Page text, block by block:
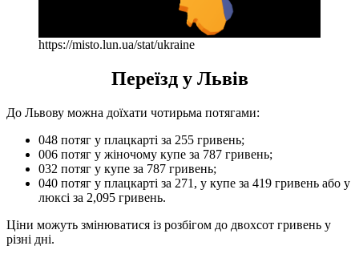
https://misto.lun.ua/stat/ukraine
Переїзд у Львів
До Львову можна доїхати чотирьма потягами:
048 потяг у плацкарті за 255 гривень;
006 потяг у жіночому купе за 787 гривень;
032 потяг у купе за 787 гривень;
040 потяг у плацкарті за 271, у купе за 419 гривень або у
люксі за 2,095 гривень.
Ціни можуть змінюватися із розбігом до двохсот гривень у
різні дні.